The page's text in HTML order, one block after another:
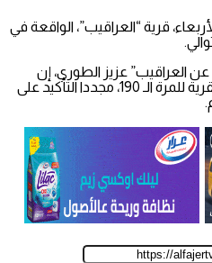
قرية “العراقيب”، الواقعة في
عن العراقيب” عزيز الطوري، إن
سلطات الاحتلال هدمت اليوم القرية للمرة الـ 190، مجددا التأكيد على